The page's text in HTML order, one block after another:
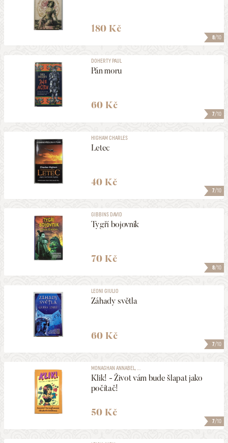
8/10
180 Kč
7/10
DOHERTY PAUL
Pán moru
60 Kč
7/10
HIGHAM CHARLES
Letec
40 Kč
8/10
GIBBINS DAVID
Tygří bojovník
70 Kč
7/10
LEONI GIULIO
Záhady světla
60 Kč
7/10
MONAGHAN ANNABEL, ...
Klik! - Život vám bude šlapat jako
počítač!
50 Kč